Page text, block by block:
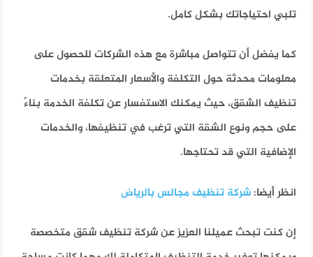
تلبي احتياجاتك بشكل كامل.
كما يفضل أن تتواصل مباشرة مع هذه الشركات للحصول على
معلومات محدثة حول التكلفة والأسعار المتعلقة بخدمات
تنظيف الشقق، حيث يمكنك الاستفسار عن تكلفة الخدمة بناءً
على حجم ونوع الشقة التي ترغب في تنظيفها، والخدمات
الإضافية التي قد تحتاجها.
انظر أيضا:شركة تنظيف مجالس بالرياض
إن كنت تبحث عميلنا العزيز عن شركة تنظيف شقق متخصصة